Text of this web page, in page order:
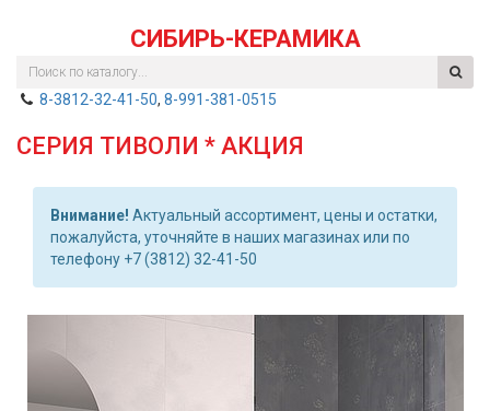
СИБИРЬ-КЕРАМИКА
8-3812-32-41-50, 8-991-381-0515
СЕРИЯ ТИВОЛИ * АКЦИЯ
Внимание! Актуальный ассортимент, цены и остатки,
пожалуйста, уточняйте в наших магазинах или по
телефону +7 (3812) 32-41-50